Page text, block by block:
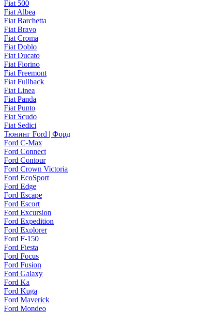
Fiat 500
Fiat Albea
Fiat Barchetta
Fiat Bravo
Fiat Croma
Fiat Doblo
Fiat Ducato
Fiat Fiorino
Fiat Freemont
Fiat Fullback
Fiat Linea
Fiat Panda
Fiat Punto
Fiat Scudo
Fiat Sedici
Тюнинг Ford | Форд
Ford C-Max
Ford Connect
Ford Contour
Ford Crown Victoria
Ford EcoSport
Ford Edge
Ford Escape
Ford Escort
Ford Excursion
Ford Expedition
Ford Explorer
Ford F-150
Ford Fiesta
Ford Focus
Ford Fusion
Ford Galaxy
Ford Ka
Ford Kuga
Ford Maverick
Ford Mondeo